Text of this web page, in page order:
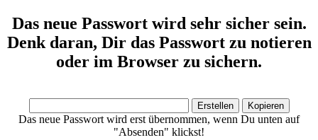
Das neue Passwort wird sehr sicher sein.
Denk daran, Dir das Passwort zu notieren
oder im Browser zu sichern.
Das neue Passwort wird erst übernommen, wenn Du unten auf
"Absenden" klickst!